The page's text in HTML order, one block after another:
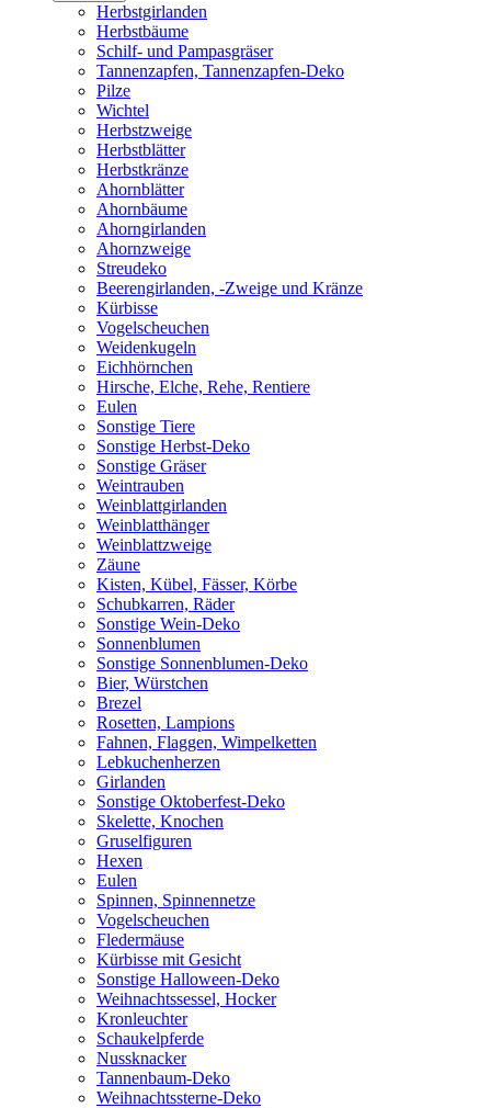
Herbstgirlanden
Herbstbäume
Schilf- und Pampasgräser
Tannenzapfen, Tannenzapfen-Deko
Pilze
Wichtel
Herbstzweige
Herbstblätter
Herbstkränze
Ahornblätter
Ahornbäume
Ahorngirlanden
Ahornzweige
Streudeko
Beerengirlanden, -Zweige und Kränze
Kürbisse
Vogelscheuchen
Weidenkugeln
Eichhörnchen
Hirsche, Elche, Rehe, Rentiere
Eulen
Sonstige Tiere
Sonstige Herbst-Deko
Sonstige Gräser
Weintrauben
Weinblattgirlanden
Weinblatthänger
Weinblattzweige
Zäune
Kisten, Kübel, Fässer, Körbe
Schubkarren, Räder
Sonstige Wein-Deko
Sonnenblumen
Sonstige Sonnenblumen-Deko
Bier, Würstchen
Brezel
Rosetten, Lampions
Fahnen, Flaggen, Wimpelketten
Lebkuchenherzen
Girlanden
Sonstige Oktoberfest-Deko
Skelette, Knochen
Gruselfiguren
Hexen
Eulen
Spinnen, Spinnennetze
Vogelscheuchen
Fledermäuse
Kürbisse mit Gesicht
Sonstige Halloween-Deko
Weihnachtssessel, Hocker
Kronleuchter
Schaukelpferde
Nussknacker
Tannenbaum-Deko
Weihnachtssterne-Deko